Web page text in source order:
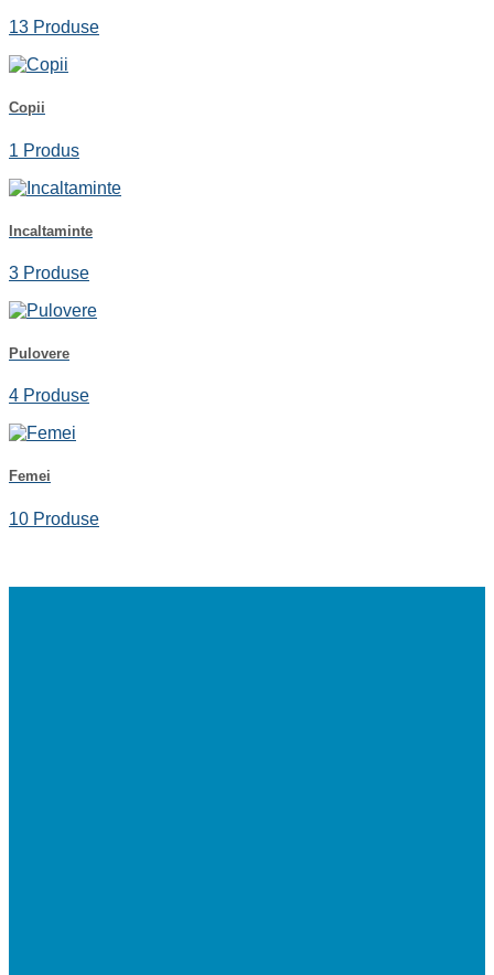
13 Produse
Copii
1 Produs
Incaltaminte
3 Produse
Pulovere
4 Produse
Femei
10 Produse